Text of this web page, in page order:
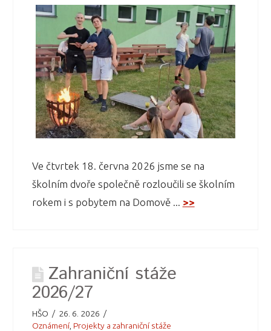
Ve čtvrtek 18. června 2026 jsme se na
školním dvoře společně rozloučili se školním
rokem i s pobytem na Domově ... >>
Zahraniční stáže
2026/27
HŠO
26. 6. 2026
Oznámení, Projekty a zahraniční stáže